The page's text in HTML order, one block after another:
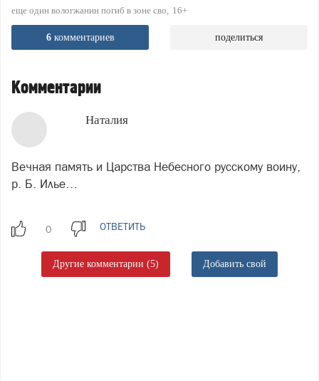
еще один вологжанин погиб в зоне сво
16+
6комментариев поделиться
Комментарии
Наталия
Вечная память и Царства Небесного русскому воину,
р. Б. Илье…
ОТВЕТИТЬ
Другие комментарии (5) Добавить свой